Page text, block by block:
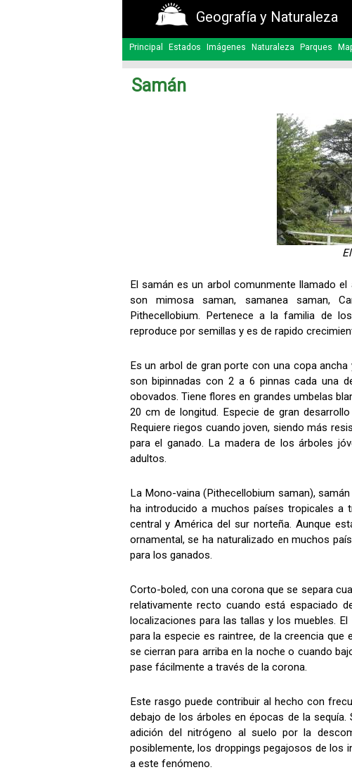
Geografía y Naturaleza
Principal Estados Imágenes Naturaleza Parques
Samán
El samán es un arbol comunmente llamado
son mimosa saman, samanea saman,
Pithecellobium. Pertenece a la familia de
reproduce por semillas y es de rapido
Es un arbol de gran porte con una copa
son bipinnadas con 2 a 6 pinnas cada una
obovados. Tiene flores en grandes umbelas
20 cm de longitud. Especie de gran
Requiere riegos cuando joven, siendo más
para el ganado. La madera de los árboles
adultos.
La Mono-vaina (Pithecellobium saman),
ha introducido a muchos países tropicales a
central y América del sur norteña. Aunque
ornamental, se ha naturalizado en muchos
para los ganados.
Corto-boled, con una corona que se separa
relativamente recto cuando está espaciado
localizaciones para las tallas y los muebles.
para la especie es raintree, de la creencia
se cierran para arriba en la noche o cuando
pase fácilmente a través de la corona.
Este rasgo puede contribuir al hecho con
debajo de los árboles en épocas de la
adición del nitrógeno al suelo por la
posiblemente, los droppings pegajosos de
a este fenómeno.